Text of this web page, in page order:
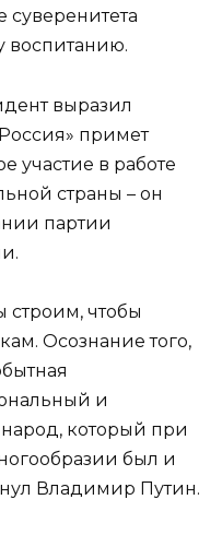
воспитанию.
выразил
примет
участие в работе
страны – он
партии
строим, чтобы
Осознание того,
и
который при
был и
Владимир Путин.